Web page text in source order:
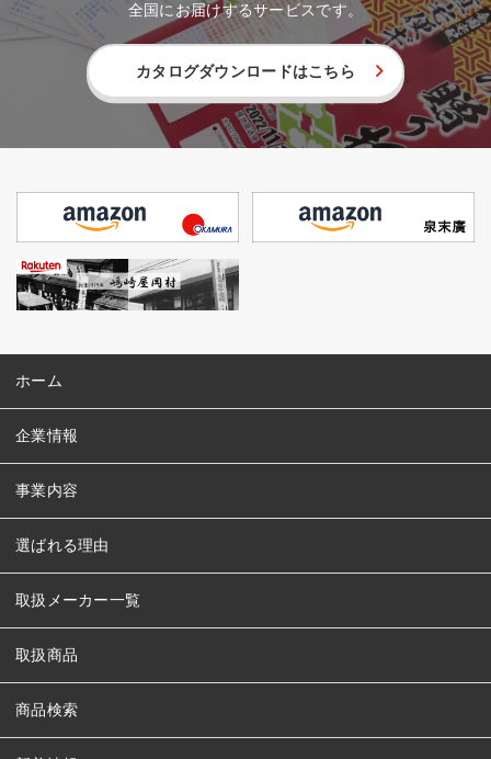
全国にお届けするサービスです。
カタログダウンロードはこちら
ホーム
企業情報
事業内容
選ばれる理由
取扱メーカー一覧
取扱商品
商品検索